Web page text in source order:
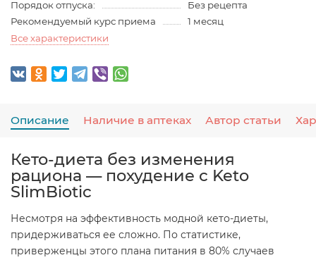
Порядок отпуска:
Без рецепта
Рекомендуемый курс приема
1 месяц
Все характеристики
Описание Наличие в аптеках Автор статьи
Кето-диета без изменения
рациона — похудение с Keto
SlimBiotic
Несмотря на эффективность модной кето-диеты,
придерживаться ее сложно. По статистике,
приверженцы этого плана питания в 80% случаев